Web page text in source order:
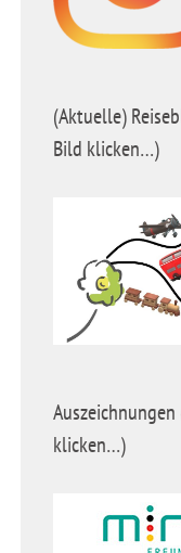
(Aktuelle)
Bild klicken…)
klicken…)